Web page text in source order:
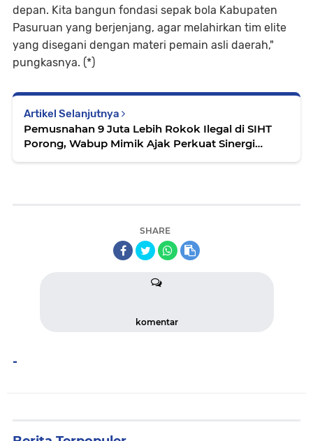
depan. Kita bangun fondasi sepak bola Kabupaten
Pasuruan yang berjenjang, agar melahirkan tim elite
yang disegani dengan materi pemain asli daerah,"
pungkasnya. (*)
Artikel Selanjutnya
Pemusnahan 9 Juta Lebih Rokok Ilegal di SIHT
Porong, Wabup Mimik Ajak Perkuat Sinergi
SHARE
komentar
-